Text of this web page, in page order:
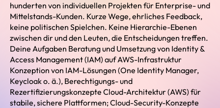
hunderten von individuellen Projekten für Enterprise- und
Mittelstands-Kunden. Kurze Wege, ehrliches Feedback,
keine politischen Spielchen. Keine Hierarchie-Ebenen
zwischen dir und den Leuten, die Entscheidungen treffen.
Deine Aufgaben Beratung und Umsetzung von Identity &
Access Management (IAM) auf AWS-Infrastruktur
Konzeption von IAM-Lösungen (One Identity Manager,
Keycloak o. ä.), Berechtigungs- und
Rezertifizierungskonzepte Cloud-Architektur (AWS) für
stabile, sichere Plattformen; Cloud-Security-Konzepte